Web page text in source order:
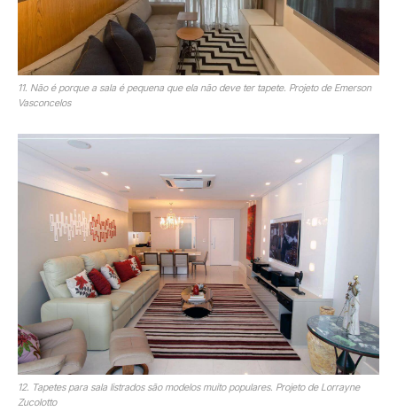
11. Não é porque a sala é pequena que ela não deve ter tapete. Projeto de Emerson
Vasconcelos
12. Tapetes para sala listrados são modelos muito populares. Projeto de Lorrayne
Zucolotto